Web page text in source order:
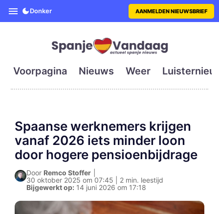
SpanjeVandaag is de eerste
Donker AANMELDEN NIEUWSBRIEF
Voorpagina Nieuws Weer
Spaanse werknemers krijgen
vanaf 2026 iets minder loon
door hogere pensioenbijdrage
Door Remco Stoffer
30 oktober 2025 om 07:45 | 2 min. leestijd
Bijgewerkt op: 14 juni 2026 om 17:18